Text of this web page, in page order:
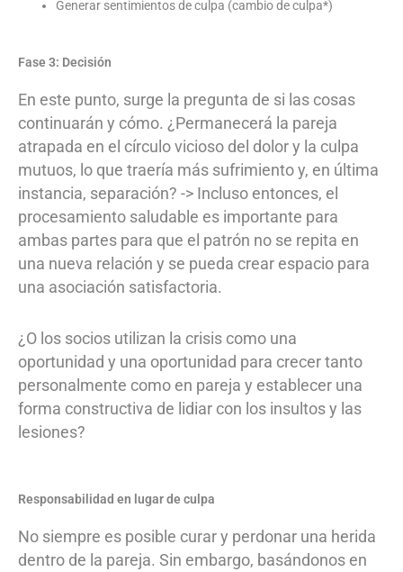
Generar sentimientos de culpa (cambio de culpa*)
Fase 3: Decisión
En este punto, surge la pregunta de si las cosas
continuarán y cómo. ¿Permanecerá la pareja
atrapada en el círculo vicioso del dolor y la culpa
mutuos, lo que traería más sufrimiento y, en última
instancia, separación? -> Incluso entonces, el
procesamiento saludable es importante para
ambas partes para que el patrón no se repita en
una nueva relación y se pueda crear espacio para
una asociación satisfactoria.
¿O los socios utilizan la crisis como una
oportunidad y una oportunidad para crecer tanto
personalmente como en pareja y establecer una
forma constructiva de lidiar con los insultos y las
lesiones?
Responsabilidad en lugar de culpa
No siempre es posible curar y perdonar una herida
dentro de la pareja. Sin embargo, basándonos en